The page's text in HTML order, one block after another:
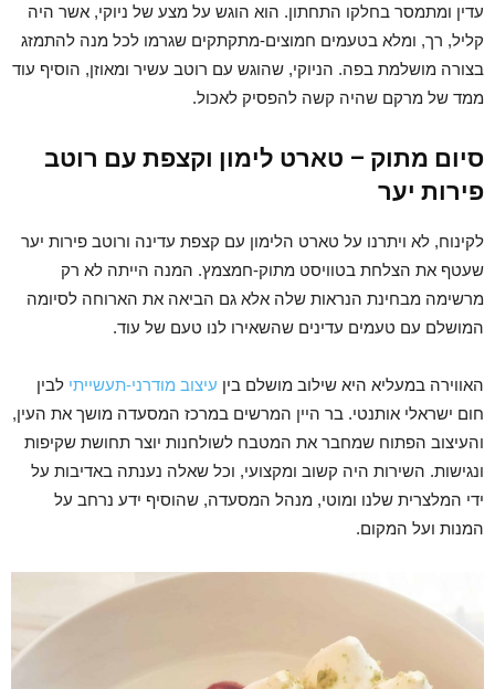
עדין ומתמסר בחלקו התחתון. הוא הוגש על מצע של ניוקי, אשר היה
קליל, רך, ומלא בטעמים חמוצים-מתקתקים שגרמו לכל מנה להתמזג
בצורה מושלמת בפה. הניוקי, שהוגש עם רוטב עשיר ומאוזן, הוסיף עוד
ממד של מרקם שהיה קשה להפסיק לאכול.
סיום מתוק – טארט לימון וקצפת עם רוטב
פירות יער
לקינוח, לא ויתרנו על טארט הלימון עם קצפת עדינה ורוטב פירות יער
שעטף את הצלחת בטוויסט מתוק-חמצמץ. המנה הייתה לא רק
מרשימה מבחינת הנראות שלה אלא גם הביאה את הארוחה לסיומה
המושלם עם טעמים עדינים שהשאירו לנו טעם של עוד.
האווירה במעליא היא שילוב מושלם בין עיצוב מודרני-תעשייתי לבין
חום ישראלי אותנטי. בר היין המרשים במרכז המסעדה מושך את העין,
והעיצוב הפתוח שמחבר את המטבח לשולחנות יוצר תחושת שקיפות
ונגישות. השירות היה קשוב ומקצועי, וכל שאלה נענתה באדיבות על
ידי המלצרית שלנו ומוטי, מנהל המסעדה, שהוסיף ידע נרחב על
המנות ועל המקום.